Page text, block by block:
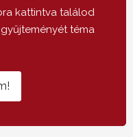
kattintva találod
téma